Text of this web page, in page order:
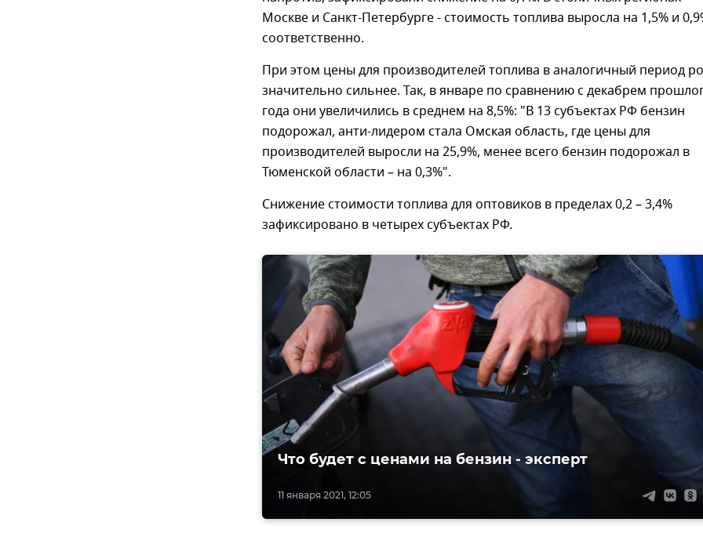
Москве и Санкт-Петербурге - стоимость топлива выросла на 1,5% и
соответственно.
При этом цены для производителей топлива в аналогичный период
значительно сильнее. Так, в январе по сравнению с декабрем
года они увеличились в среднем на 8,5%: "В 13 субъектах РФ бензин
подорожал, анти-лидером стала Омская область, где цены для
производителей выросли на 25,9%, менее всего бензин подорожал в
Тюменской области – на 0,3%".
Снижение стоимости топлива для оптовиков в пределах 0,2 – 3,4%
зафиксировано в четырех субъектах РФ.
11 января 2021, 12:05
Что будет с ценами на бензин - эксперт